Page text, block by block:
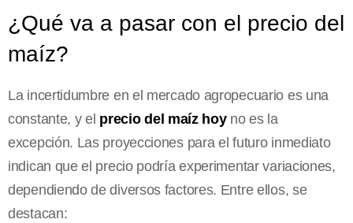
¿Qué va a pasar con el precio del
maíz?
La incertidumbre en el mercado agropecuario es una
constante, y el precio del maíz hoyno es la
excepción. Las proyecciones para el futuro inmediato
indican que el precio podría experimentar variaciones,
dependiendo de diversos factores. Entre ellos, se
destacan: